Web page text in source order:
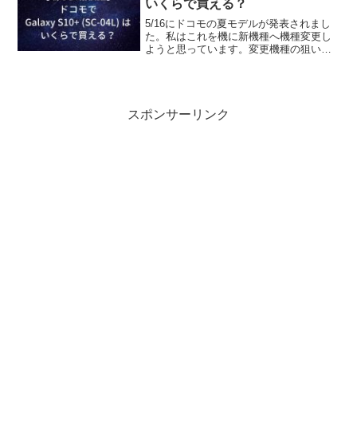
いくらで買える？
5/16にドコモの夏モデルが発表されまし
た。私はこれを機に新機種へ機種変更し
ようと思っています。変更機種の狙いは
スポンサーリンク